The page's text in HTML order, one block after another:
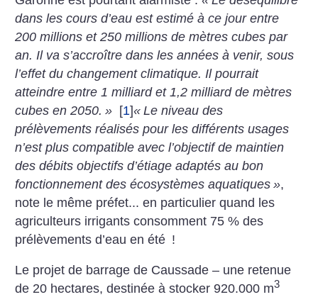
dans les cours d’eau est estimé à ce jour entre
200 millions et 250 millions de mètres cubes par
an. Il va s’accroître dans les années à venir, sous
l’effet du changement climatique. Il pourrait
atteindre entre 1 milliard et 1,2 milliard demètres
cubes en 2050. » [1]« Le niveau des
prélèvements réalisés pour les différents usages
n’est plus compatible avec l’objectif de maintien
des débits objectifs d’étiage adaptés au bon
fonctionnement des écosystèmes aquatiques »,
note le même préfet... en particulier quand les
agriculteurs irrigants consomment 75 % des
prélèvements d’eau en été !
Le projet de barrage de Caussade – une retenue
de 20 hectares, destinée à stocker 920.000 m3